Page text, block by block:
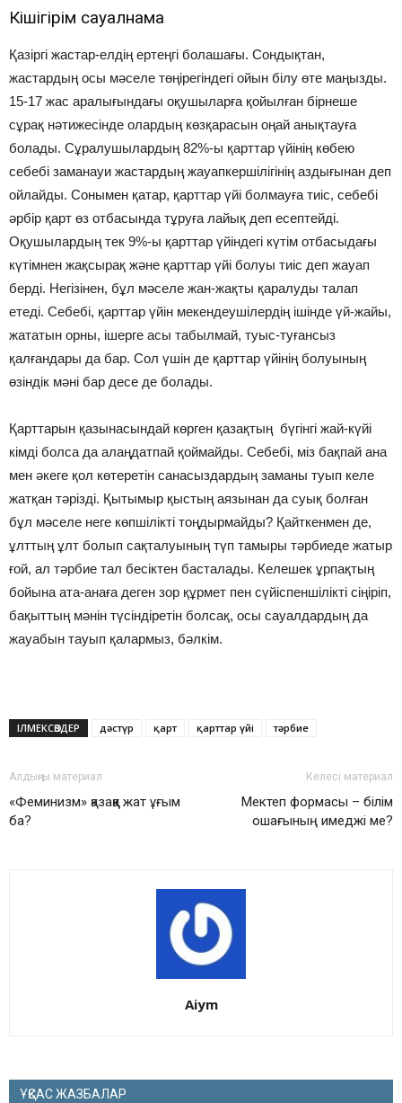
Кішігірім сауалнама
Қазіргі жастар-елдің ертеңгі болашағы. Сондықтан,
жастардың осы мәселе төңірегіндегі ойын білу өте маңызды.
15-17 жас аралығындағы оқушыларға қойылған бірнеше
сұрақ нәтижесінде олардың көзқарасын оңай анықтауға
болады. Сұралушылардың 82%-ы қарттар үйінің көбею
себебі заманауи жастардың жауапкершілігінің аздығынан деп
ойлайды. Сонымен қатар, қарттар үйі болмауға тиіс, себебі
әрбір қарт өз отбасында тұруға лайық деп есептейді.
Оқушылардың тек 9%-ы қарттар үйіндегі күтім отбасыдағы
күтімнен жақсырақ және қарттар үйі болуы тиіс деп жауап
берді. Негізінен, бұл мәселе жан-жақты қаралуды талап
етеді. Себебі, қарттар үйін мекендеушілердің ішінде үй-жайы,
жататын орны, ішерге асы табылмай, туыс-туғансыз
қалғандары да бар. Сол үшін де қарттар үйінің болуының
өзіндік мәні бар десе де болады.
Қарттарын қазынасындай көрген қазақтың бүгінгі жай-күйі
кімді болса да алаңдатпай қоймайды. Себебі, міз бақпай ана
мен әкеге қол көтеретін санасыздардың заманы туып келе
жатқан тәрізді. Қытымыр қыстың аязынан да суық болған
бұл мәселе неге көпшілікті тоңдырмайды? Қайткенмен де,
ұлттың ұлт болып сақталуының түп тамыры тәрбиеде жатыр
ғой, ал тәрбие тал бесіктен басталады. Келешек ұрпақтың
бойына ата-анаға деген зор құрмет пен сүйіспеншілікті сіңіріп,
бақыттың мәнін түсіндіретін болсақ, осы сауалдардың да
жауабын тауып қалармыз, бәлкім.
ІЛМЕКСӨЗДЕР дәстүр қарт қарттар үйі тәрбие
Алдыңғы материал
«Феминизм» қазаққа жат ұғым
ба?
Келесі материал
Мектеп формасы – білім
ошағының имеджі ме?
Aiym
ҰҚСАС ЖАЗБАЛАР